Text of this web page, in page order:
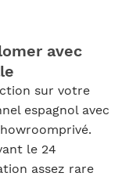
avec
sur votre
espagnol avec
le 24
assez rare